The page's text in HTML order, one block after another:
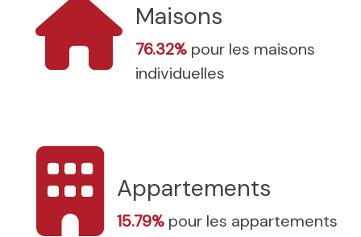
Maisons
76.32% pour les maisons
individuelles
Appartements
15.79% pour les appartements